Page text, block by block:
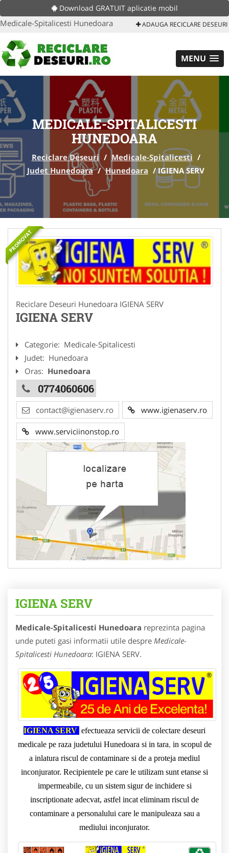
Download GRATUIT aplicatie mobil
Medicale-Spitalicesti Hunedoara ADAUGA RECICLARE DESEURI
MENU
MEDICALE-SPITALICESTI
HUNEDOARA
Reciclare Deseuri / Medicale-Spitalicesti /
Judet Hunedoara / Hunedoara /IGIENA SERV
PROMOVAT
Reciclare Deseuri Hunedoara IGIENA SERV
IGIENA SERV
Categorie: Medicale-Spitalicesti
Judet: Hunedoara
Oras: Hunedoara
0774060606
contact@igienaserv.ro www.igienaserv.ro
www.serviciinonstop.ro
IGIENA SERV
Medicale-Spitalicesti Hunedoara reprezinta pagina
unde puteti gasi informatii utile despre Medicale-
Spitalicesti Hunedoara: IGIENA SERV.
IGIENA SERV efectueaza servicii de colectare deseuri
medicale pe raza judetului Hunedoara si in tara, in scopul de
a inlatura riscul de contaminare si de a proteja mediul
inconjurator. Recipientele pe care le utilizam sunt etanse si
impermeabile, cu un sistem sigur de inchidere si
inscriptionate adecvat, astfel incat eliminam riscul de
contaminare a personalului care le manipuleaza sau a
mediului inconjurator.